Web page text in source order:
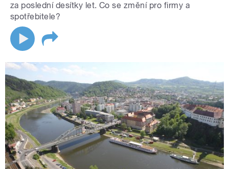
za poslední desítky let. Co se změní pro firmy a
spotřebitele?